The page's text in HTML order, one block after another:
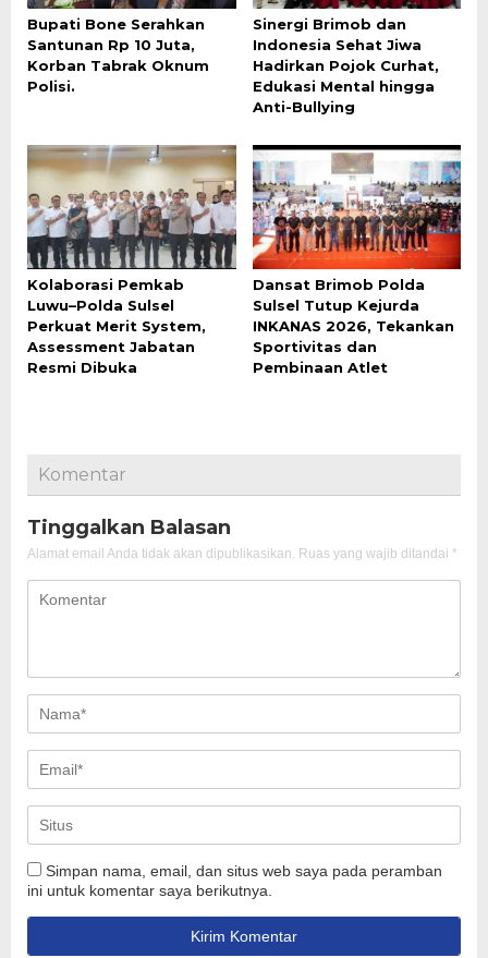
Bupati Bone Serahkan
Santunan Rp 10 Juta,
Korban Tabrak Oknum
Polisi.
Sinergi Brimob dan
Indonesia Sehat Jiwa
Hadirkan Pojok Curhat,
Edukasi Mental hingga
Anti-Bullying
Kolaborasi Pemkab
Luwu–Polda Sulsel
Perkuat Merit System,
Assessment Jabatan
Resmi Dibuka
Dansat Brimob Polda
Sulsel Tutup Kejurda
INKANAS 2026, Tekankan
Sportivitas dan
Pembinaan Atlet
Komentar
Tinggalkan Balasan
Alamat email Anda tidak akan dipublikasikan. Ruas yang wajib ditandai *
Simpan nama, email, dan situs web saya pada peramban
ini untuk komentar saya berikutnya.